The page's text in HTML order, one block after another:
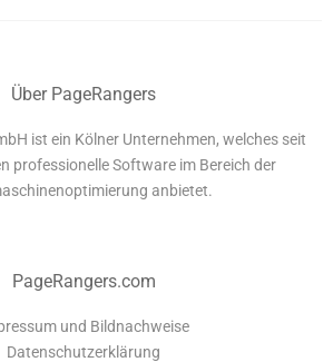
Über PageRangers
ist ein Kölner Unternehmen, welches seit
professionelle Software im Bereich der
anbietet.
PageRangers.com
und Bildnachweise
Datenschutzerklärung